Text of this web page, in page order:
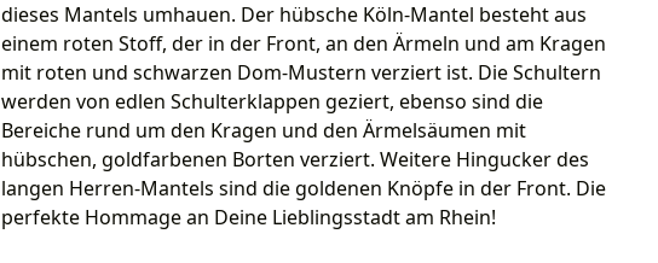
dieses Mantels umhauen. Der hübsche Köln-Mantel besteht aus
einem roten Stoff, der in der Front, an den Ärmeln und am Kragen
mit roten und schwarzen Dom-Mustern verziert ist. Die Schultern
werden von edlen Schulterklappen geziert, ebenso sind die
Bereiche rund um den Kragen und den Ärmelsäumen mit
hübschen, goldfarbenen Borten verziert. Weitere Hingucker des
langen Herren-Mantels sind die goldenen Knöpfe in der Front. Die
perfekte Hommage an Deine Lieblingsstadt am Rhein!